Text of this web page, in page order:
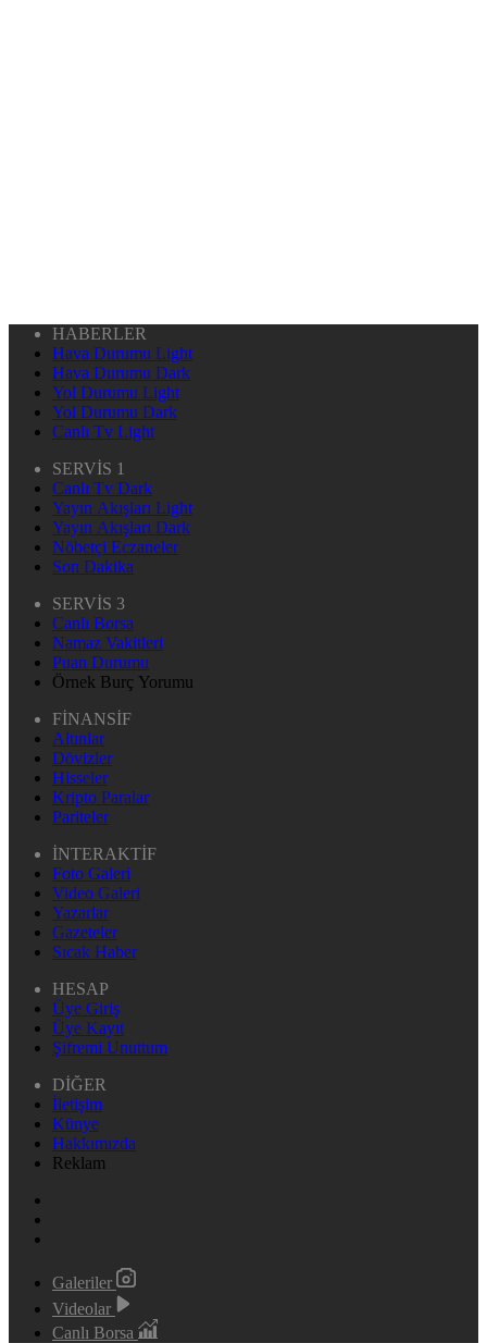
HABERLER
Hava Durumu Light
Hava Durumu Dark
Yol Durumu Light
Yol Durumu Dark
Canlı Tv Light
SERVİS 1
Canlı Tv Dark
Yayın Akışları Light
Yayın Akışları Dark
Nöbetçi Eczaneler
Son Dakika
SERVİS 3
Canlı Borsa
Namaz Vakitleri
Puan Durumu
Örnek Burç Yorumu
FİNANSİF
Altınlar
Dövizler
Hisseler
Kripto Paralar
Pariteler
İNTERAKTİF
Foto Galeri
Video Galeri
Yazarlar
Gazeteler
Sıcak Haber
HESAP
Üye Giriş
Üye Kayıt
Şifremi Unuttum
DİĞER
İletişim
Künye
Hakkımızda
Reklam
Galeriler
Videolar
Canlı Borsa